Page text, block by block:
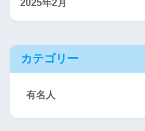
2025年2月
カテゴリー
有名人